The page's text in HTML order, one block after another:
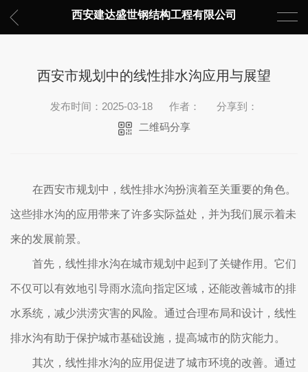
西安建达盛世钢结构工程有限公司
西安市规划中的线性排水沟应用与展望
发布时间：2025-03-18 作者：
分享到：
二维码分享
在西安市规划中，线性排水沟扮演着至关重要的角色。
这些排水沟的应用带来了许多实际益处，并为我们展示着未
来的发展前景。
首先，线性排水沟在城市规划中起到了关键作用。它们
不仅可以有效地引导雨水流向指定区域，还能改善城市的排
水系统，减少洪涝灾害的风险。通过合理布局和设计，线性
排水沟有助于保护城市基础设施，提高城市的防灾能力。
其次，线性排水沟的应用促进了城市环境的改善。通过